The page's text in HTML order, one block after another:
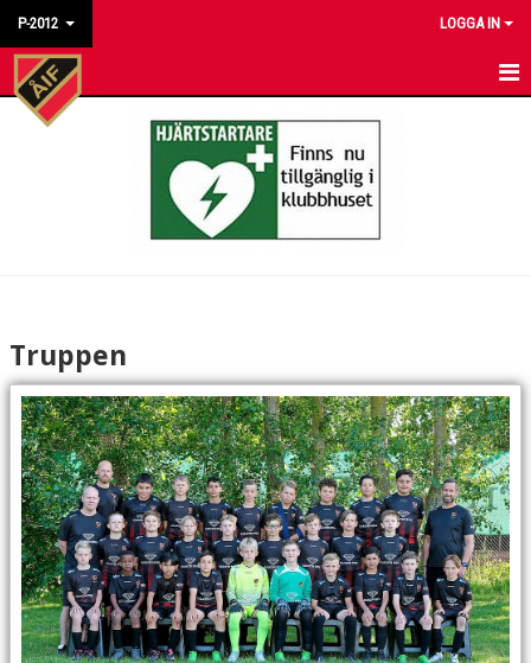
P-2012 LOGGA IN
HEM
BILDGALLERI
DOKUMENT
KONTAKT
Truppen